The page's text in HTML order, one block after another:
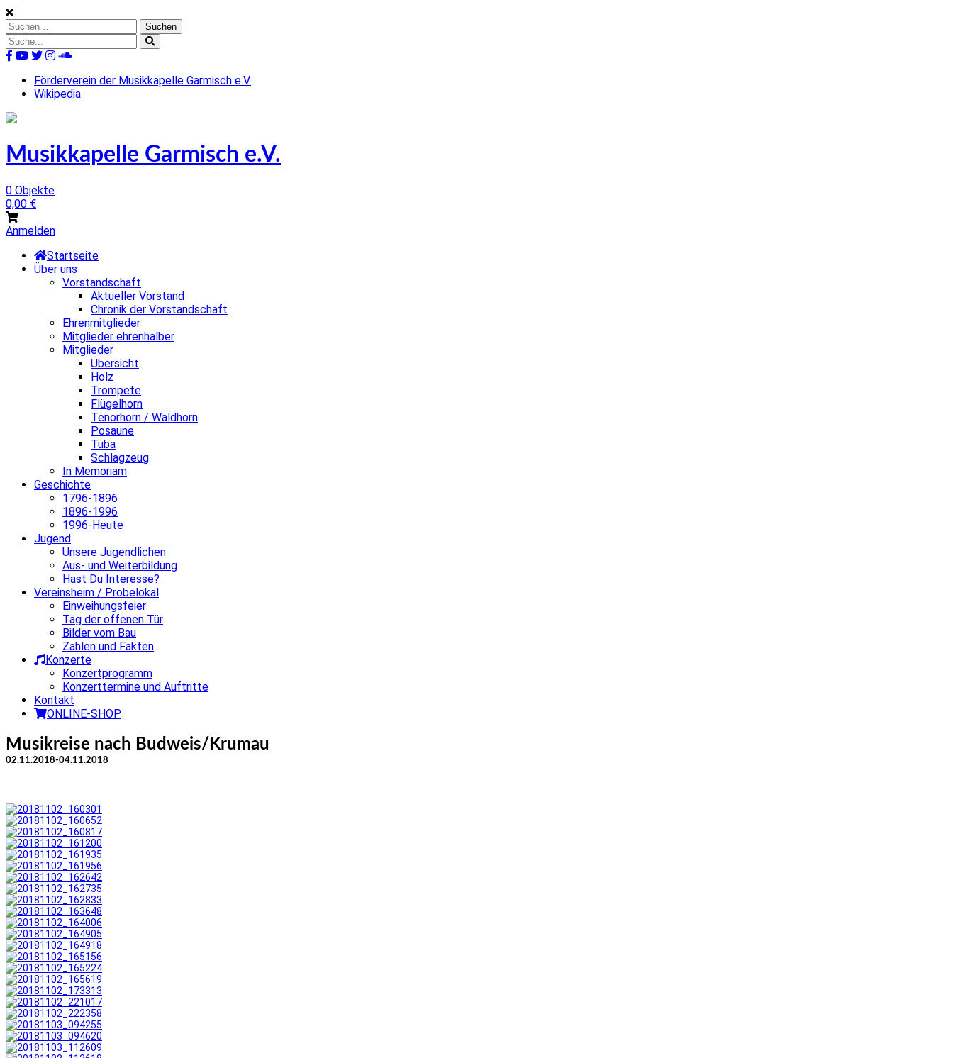
Skip
to
content
Suchen
nach:
Suche
nach:
Förderverein der Musikkapelle Garmisch e.V.
Wikipedia
Musikkapelle Garmisch e.V.
0 Objekte
0,00 €
Anmelden
Startseite
Über uns
Vorstandschaft
Aktueller Vorstand
Chronik der Vorstandschaft
Ehrenmitglieder
Mitglieder ehrenhalber
Mitglieder
Übersicht
Holz
Trompete
Flügelhorn
Tenorhorn / Waldhorn
Posaune
Tuba
Schlagzeug
In Memoriam
Geschichte
1796-1896
1896-1996
1996-Heute
Jugend
Unsere Jugendlichen
Aus- und Weiterbildung
Hast Du Interesse?
Vereinsheim / Probelokal
Einweihungsfeier
Tag der offenen Tür
Bilder vom Bau
Zahlen und Fakten
Konzerte
Konzertprogramm
Konzerttermine und Auftritte
Kontakt
ONLINE-SHOP
Musikreise nach Budweis/Krumau
02.11.2018-04.11.2018